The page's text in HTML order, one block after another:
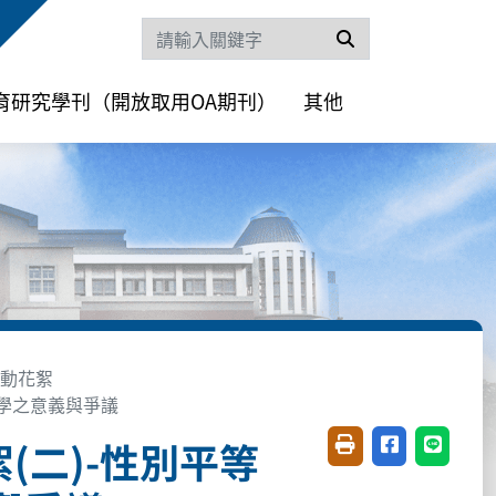
研究學刊（開放取用OA期刊） 其他
花絮
之意義與爭議
(二)-性別平等
友善列印(開新視窗)
分享至臉書(
分享至